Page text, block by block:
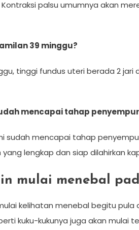
palsu umumnya akan
39 minggu?
tinggi fundus uteri berada 2 jari
mencapai tahap
sudah mencapai tahap
lengkap dan siap dilahirkan
mulai menebal
kelihatan menebal begitu pula
kuku-kukunya juga akan mulai